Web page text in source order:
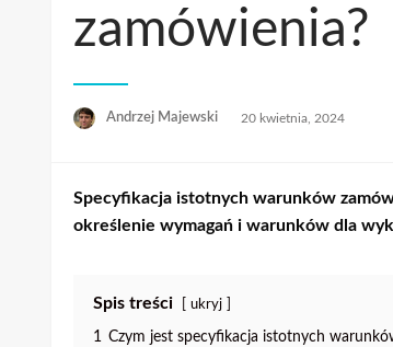
zamówienia?
Andrzej Majewski
Opublikowane
20 kwietnia, 2024
Specyfikacja istotnych warunków
określenie wymagań i warunków dla
Spis treści ukryj
1 Czym jest specyfikacja istotnych